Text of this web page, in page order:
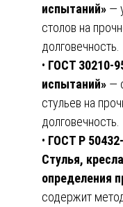
испытаний» —
столов на
долговечность.
• ГОСТ 30210-
испытаний» —
стульев на
долговечность.
• ГОСТ Р
Стулья,
определения
содержит